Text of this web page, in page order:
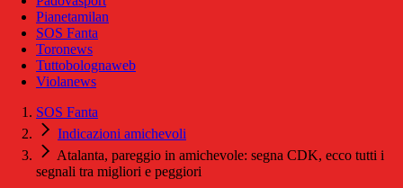
Pianetamilan
SOS Fanta
Toronews
Tuttobolognaweb
Violanews
SOS Fanta
Indicazioni amichevoli
Atalanta, pareggio in amichevole: segna CDK, ecco tutti i
segnali tra migliori e peggiori